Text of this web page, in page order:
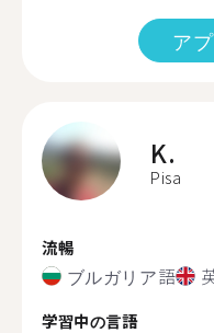
ア
K.
Pisa
流暢
ブルガリア語
学習中の言語